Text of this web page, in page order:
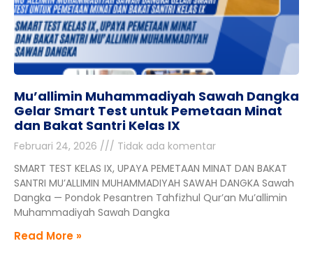
Mu’allimin Muhammadiyah Sawah Dangka
Gelar Smart Test untuk Pemetaan Minat
dan Bakat Santri Kelas IX
Februari 24, 2026
Tidak ada komentar
SMART TEST KELAS IX, UPAYA PEMETAAN MINAT DAN BAKAT
SANTRI MU’ALLIMIN MUHAMMADIYAH SAWAH DANGKA Sawah
Dangka — Pondok Pesantren Tahfizhul Qur’an Mu’allimin
Muhammadiyah Sawah Dangka
Read More »